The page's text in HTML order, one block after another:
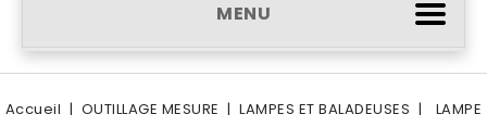
MENU
Accueil OUTILLAGE MESURE LAMPES ET BALADEUSES
LAMPE